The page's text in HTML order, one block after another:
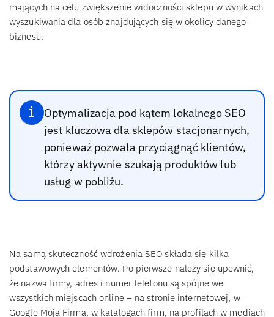
mających na celu zwiększenie widoczności sklepu w wynikach
wyszukiwania dla osób znajdujących się w okolicy danego
biznesu.
Optymalizacja pod kątem lokalnego SEO
jest kluczowa dla sklepów stacjonarnych,
ponieważ pozwala przyciągnąć klientów,
którzy aktywnie szukają produktów lub
usług w pobliżu.
Na samą skuteczność wdrożenia SEO składa się kilka
podstawowych elementów. Po pierwsze należy się upewnić,
że nazwa firmy, adres i numer telefonu są spójne we
wszystkich miejscach online – na stronie internetowej, w
Google Moja Firma, w katalogach firm, na profilach w mediach